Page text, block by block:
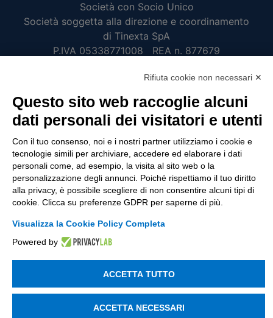
Società con Socio Unico
Società soggetta alla direzione e coordinamento
di Tinexta SpA
P.IVA 05338771008 REA n. 877679
UTILITÀ
Recupero Password
POLICIES AND TERMS
Informativa cookie
© 2003 - 2026 Tinexta Visura S.p.A.
Rifiuta cookie non necessari ✕
Questo sito web raccoglie alcuni
dati personali dei visitatori e utenti
Con il tuo consenso, noi e i nostri partner utilizziamo i cookie e
tecnologie simili per archiviare, accedere ed elaborare i dati
personali come, ad esempio, la visita al sito web o la
personalizzazione degli annunci. Poiché rispettiamo il tuo diritto
alla privacy, è possibile scegliere di non consentire alcuni tipi di
cookie. Clicca su preferenze GDPR per saperne di più.
Visualizza la Cookie Policy Completa
Powered by
ACCETTA TUTTO
ACCETTA NECESSARI